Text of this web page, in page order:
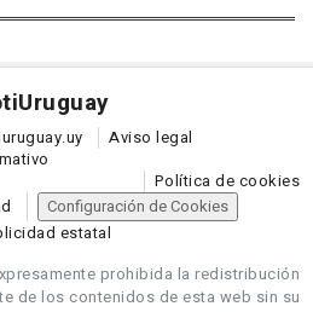
Uruguay
Aviso legal
Política de cookies
Configuración de Cookies
estatal
prohibida la redistribución
de los contenidos de esta web sin su